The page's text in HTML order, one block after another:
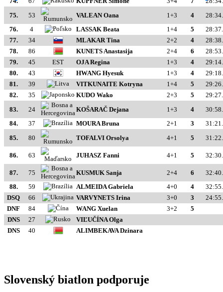
75.
53 VALEAN Oana 1+3 4
76.
4 LASSAK Beata 1+4 5
77.
34 MLAKAR Tina 2+2 4
78.
86 KUNETS Anastasija 2+4 6
79.
45 EST OJA Regina 1+3 4
80.
43 HWANG Hyesuk 1+3 4
81.
39 VITKUNAITE Kotryna 1+4 5
82.
35 KUDO Wako 2+3 5
83.
24 KOŠARAČ Dejana 1+3 4
84.
37 MOURA Bruna 2+1 3
85.
80 TOFALVI Orsolya 4+1 5
86. 63 JUHASZ Fanni 4+1 5
87. 75 KUSMUK Sanja 2+4 6
88.
59 ALMEIDA Gabriela 4+0 4
DSQ
66 VARVYNETS Irina 3+0 3
DNF
84 WANG Xuelan 3+2
5
DNS
27
VIĽUČÍNA Olga
DNS
40 ALIMBEKAVA Dzinara
Slovenský biatlon podporuje